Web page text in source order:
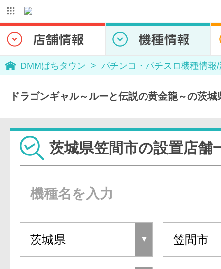
DMMぱちタウン パチンコ・パチスロ機種情報
ドラゴンギャル～ルーと伝説の黄金龍～の茨
茨城県笠間市の設置店舗